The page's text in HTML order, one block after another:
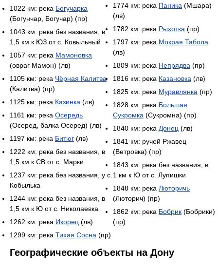
1022 км: река Богучарка
(Богунчар, Богучар) (пр)
1043 км: река без названия, в
1,5 км к ЮЗ от с. Ковыльный
1057 км: река Мамоновка
(овраг Мамон) (лв)
1105 км: река Чёрная Калитва
(Калитва) (пр)
1125 км: река Казинка (лв)
1161 км: река Осередь
(Осеред, балка Осеред) (лв)
1197 км: река Битюг (лв)
1222 км: река без названия, в
1,5 км к СВ от с. Марки
1237 км: река без названия, у с.
Кобылька
1244 км: река без названия, в
1,5 км к Ю от с. Николаевка
1262 км: река Икорец (лв)
1299 км: река Тихая Сосна (пр)
1774 км: река Паника (Мшара)
(лв)
1782 км: река Рыхотка (пр)
1797 км: река Мокрая Табола
(лв)
1809 км: река Непрядва (пр)
1816 км: река Казановка (лв)
1825 км: река Муравлянка (пр)
1828 км: река Большая
Сукромка (Сукромна) (пр)
1840 км: река Донец (лв)
1841 км: ручей Ржавец
(Ветровка) (пр)
1843 км: река без названия, в
1 км к Ю от с. Лупишки
1848 км: река Люторичь
(Люторич) (пр)
1862 км: река Бобрик (Бобрики)
(пр)
Географические объекты на Дону